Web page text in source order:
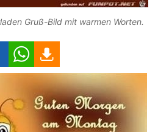
Gruß-Bild mit warmen Worten.